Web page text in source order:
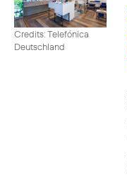
Credits: Telefónica
Deutschland